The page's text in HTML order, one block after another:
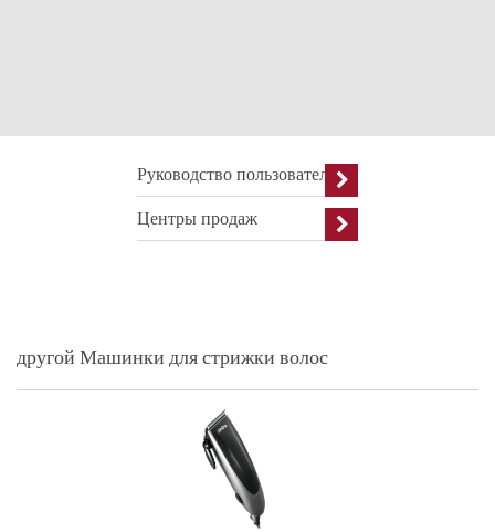
Руководство пользователя
Центры продаж
другой Машинки для стрижки волос